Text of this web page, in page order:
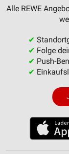
Alle REWE
✔
✔ Folge
✔ Push-
✔